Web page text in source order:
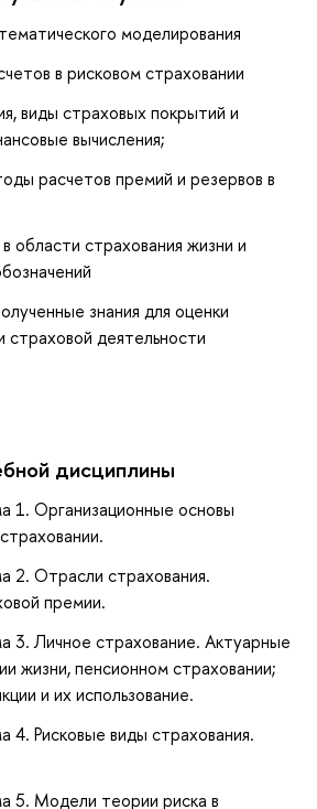
моделирования
в рисковом страховании
виды страховых покрытий и
вычисления;
расчетов премий и резервов в
области страхования жизни и
знания для оценки
деятельности
дисциплины
1. Организационные основы
2. Отрасли страхования.
премии.
3. Личное страхование. Актуарные
жизни, пенсионном страховании;
и их использование.
4. Рисковые виды страхования.
5. Модели теории риска в